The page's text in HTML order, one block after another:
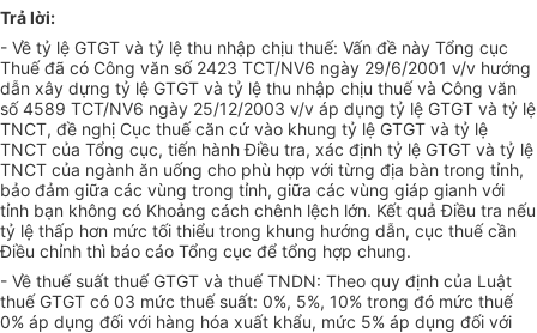
Trả lời:
- Về tỷ lệ GTGT và tỷ lệ thu nhập chịu thuế: Vấn đề này Tổng cục
Thuế đã có Công văn số 2423 TCT/NV6 ngày 29/6/2001 v/v hướng
dẫn xây dựng tỷ lệ GTGT và tỷ lệ thu nhập chịu thuế và Công văn
số 4589 TCT/NV6 ngày 25/12/2003 v/v áp dụng tỷ lệ GTGT và tỷ lệ
TNCT, đề nghị Cục thuế căn cứ vào khung tỷ lệ GTGT và tỷ lệ
TNCT của Tổng cục, tiến hành Điều tra, xác định tỷ lệ GTGT và tỷ lệ
TNCT của ngành ăn uống cho phù hợp với từng địa bàn trong tỉnh,
bảo đảm giữa các vùng trong tỉnh, giữa các vùng giáp gianh với
tỉnh bạn không có Khoảng cách chênh lệch lớn. Kết quả Điều tra nếu
tỷ lệ thấp hơn mức tối thiểu trong khung hướng dẫn, cục thuế cần
Điều chỉnh thì báo cáo Tổng cục để tổng hợp chung.
- Về thuế suất thuế GTGT và thuế TNDN: Theo quy định của Luật
thuế GTGT có 03 mức thuế suất: 0%, 5%, 10% trong đó mức thuế
0% áp dụng đối với hàng hóa xuất khẩu, mức 5% áp dụng đối với